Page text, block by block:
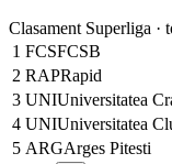
Clasament Superliga ·
1 FCSFCSB
2 RAPRapid
3 UNIUniversitatea
4 UNIUniversitatea
5 ARGArges Pitesti